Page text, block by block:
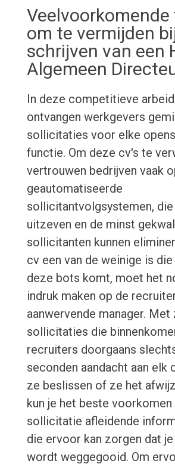
om te vermijden
schrijven van een
Algemeen
In deze competitieve
ontvangen werkgevers
sollicitaties voor elke
functie. Om deze cv's te
vertrouwen bedrijven vaak
geautomatiseerde
sollicitantvolgsystemen, die
uitzeven en de minst
sollicitanten kunnen
cv een van de weinige is
deze bots komt, moet het
indruk maken op de
aanwervende manager. Met
sollicitaties die
recruiters doorgaans
seconden aandacht aan elk
ze beslissen of ze het
kun je het beste voorkomen
sollicitatie afleidende
die ervoor kan zorgen dat
wordt weggegooid. Om